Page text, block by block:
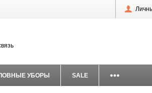
УБОРЫ SALE